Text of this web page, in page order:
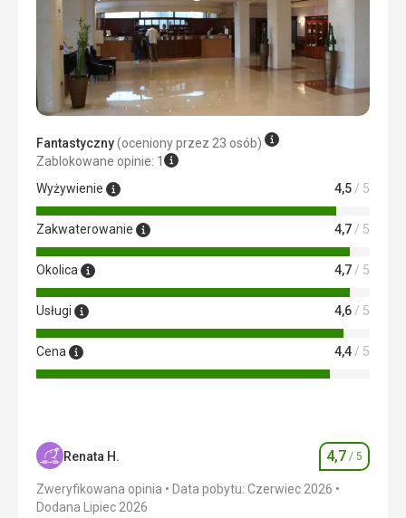
przyjemniejsze.. Ładny hotelowy basen. Liczba ludzi przy
morzu i przy basenie nie była duża.
Wyżywienie
Wyżywienie w hotelu było na wysokim poziomie, bardzo
dobre. Każdy, moim zdaniem, mógł wybrać to, na co miał
ochotę. Poza tym jedzenie i picie w Słowenii są drogie i
Zakwaterowanie
Hotel godny, spokojny, czysty, przyjemny. Widok na morze,
o który prosiłem, był bardzo słaby.
Usługi
Poza opłatami za parking, usługi hotelu były na wysokim
poziomie.
Ta recenzja została automatycznie przetłumaczona za
pomocą Google Translate
Fantastyczny(oceniony przez 23 osób)
Zablokowane opinie: 1
Wyżywienie
4,5 / 5
Zakwaterowanie 4,7 / 5
Okolica 4,7 / 5
Usługi 4,6 / 5
Cena 4,4 / 5
Renata H. Ocena
4,7 / 5
Zweryfikowana opinia
Data pobytu: Czerwiec 2026
Dodana Lipiec 2026